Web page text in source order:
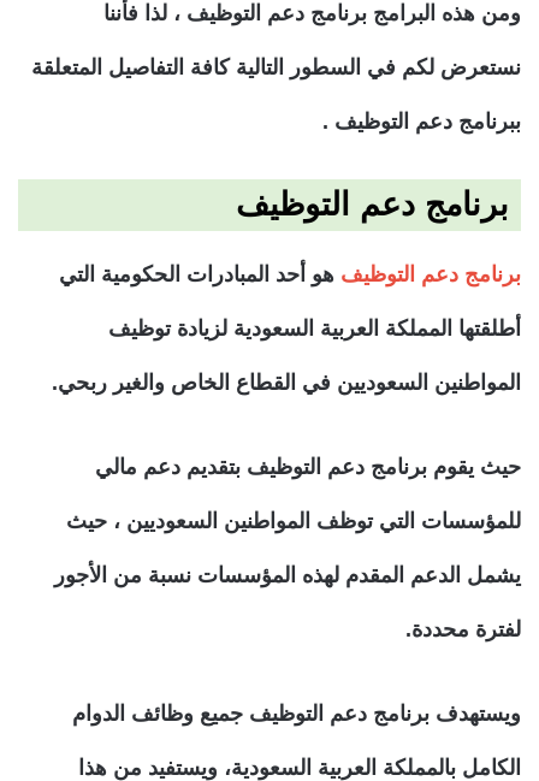
ومن هذه البرامج برنامج دعم التوظيف ، لذا فأننا
نستعرض لكم في السطور التالية كافة التفاصيل المتعلقة
ببرنامج دعم التوظيف .
برنامج دعم التوظيف
برنامج دعم التوظيف هو أحد المبادرات الحكومية التي
أطلقتها المملكة العربية السعودية لزيادة توظيف
المواطنين السعوديين في القطاع الخاص والغير ربحي.
حيث يقوم برنامج دعم التوظيف بتقديم دعم مالي
للمؤسسات التي توظف المواطنين السعوديين ، حيث
يشمل الدعم المقدم لهذه المؤسسات نسبة من الأجور
لفترة محددة.
ويستهدف برنامج دعم التوظيف جميع وظائف الدوام
الكامل بالمملكة العربية السعودية، ويستفيد من هذا